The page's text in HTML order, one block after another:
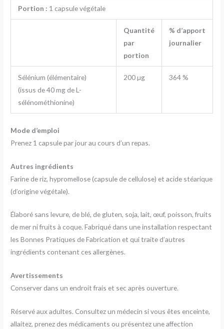
Portion : 1 capsule végétale
Quantité
par
portion
% d’apport
journalier
Sélénium (élémentaire)
(issus de 40 mg de L-
sélénométhionine)
200 µg 364 %
Mode d’emploi
Prenez 1 capsule par jour au cours d’un repas.
Autres ingrédients
Farine de riz, hypromellose (capsule de cellulose) et acide stéarique
(d’origine végétale).
Élaboré sans levure, de blé, de gluten, soja, lait, œuf, poisson, fruits
de mer ni fruits à coque. Fabriqué dans une installation respectant
les Bonnes Pratiques de Fabrication et qui traite d’autres
ingrédients contenant ces allergènes.
Avertissements
Conserver dans un endroit frais et sec après ouverture.
Réservé aux adultes. Consultez un médecin si vous êtes enceinte,
allaitez, prenez des médicaments ou présentez une affection